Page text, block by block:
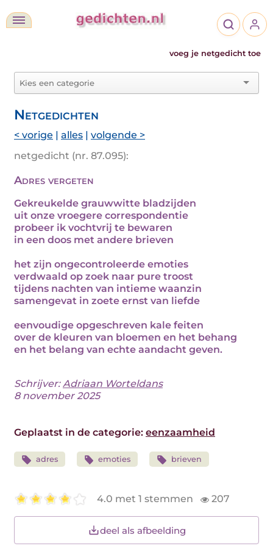
voeg je netgedicht toe
Netgedichten
< vorige | alles | volgende >
netgedicht (nr. 87.095):
Adres vergeten
Gekreukelde grauwwitte bladzijden
uit onze vroegere correspondentie
probeer ik vochtvrij te bewaren
in een doos met andere brieven
het zijn ongecontroleerde emoties
verdwaald op zoek naar pure troost
tijdens nachten van intieme waanzin
samengevat in zoete ernst van liefde
eenvoudige opgeschreven kale feiten
over de kleuren van bloemen en het behang
en het belang van echte aandacht geven.
Schrijver:Adriaan Worteldans
8 november 2025
Geplaatst in de categorie: eenzaamheid
adres emoties brieven
4.0 met 1 stemmen 207
deel als afbeelding